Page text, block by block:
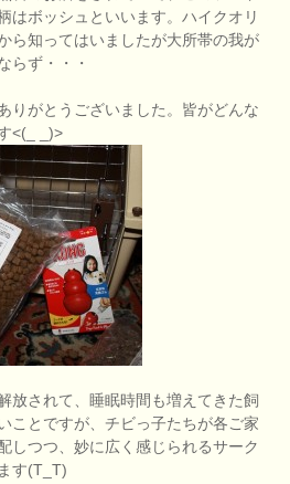
はボッシュといいます。ハイクオリ
ら知ってはいましたが大所帯の我が
らず・・・
りがとうございました。皆がどんな
<(_ _)>
放されて、睡眠時間も増えてきた飼
ことですが、チビっ子たちが各ご家
しつつ、妙に広く感じられるサーク
す(T_T)